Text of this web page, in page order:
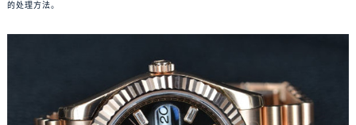
的处理方法。